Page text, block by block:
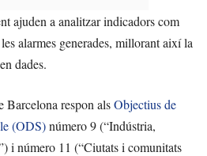
ajuden a analitzar indicadors com
alarmes generades, millorant així la
dades.
Barcelona respon alsObjectius de
(ODS)número 9 (“Indústria,
i número 11 (“Ciutats i comunitats